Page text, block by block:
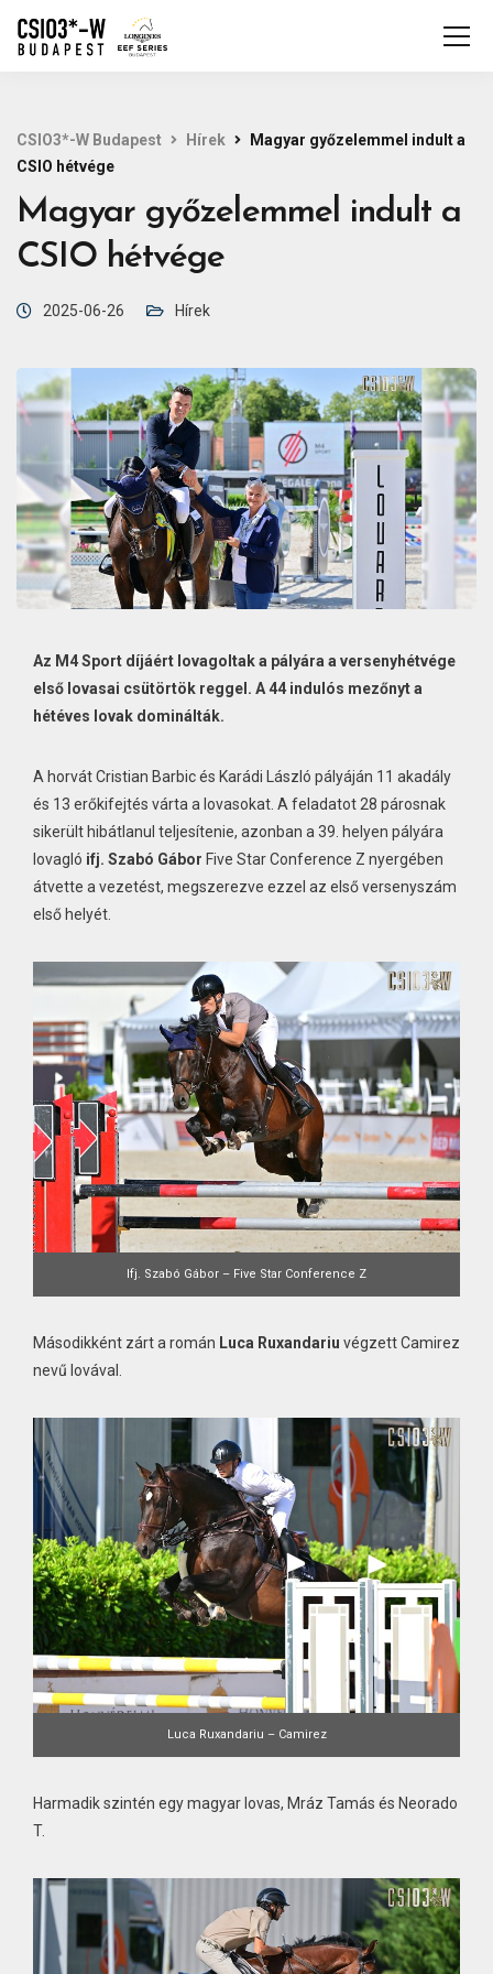
CSIO3*-W Budapest Hírek
Magyar győzelemmel indult a
CSIO hétvége
Magyar győzelemmel indult a
CSIO hétvége
2025-06-26 Hírek
Az M4 Sport díjáért lovagoltak a pályára a versenyhétvége
első lovasai csütörtök reggel. A 44 indulós mezőnyt a
hétéves lovak dominálták.
A horvát Cristian Barbic és Karádi László pályáján 11 akadály
és 13 erőkifejtés várta a lovasokat. A feladatot 28 párosnak
sikerült hibátlanul teljesítenie, azonban a 39. helyen pályára
lovagló ifj. Szabó Gábor Five Star Conference Z nyergében
átvette a vezetést, megszerezve ezzel az első versenyszám
első helyét.
Ifj. Szabó Gábor – Five Star Conference Z
Másodikként zárt a román Luca Ruxandariu végzett Camirez
nevű lovával.
Luca Ruxandariu – Camirez
Harmadik szintén egy magyar lovas, Mráz Tamás és Neorado
T.